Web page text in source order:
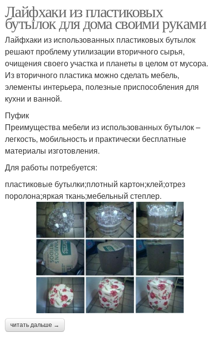
Лайфхаки из пластиковых
бутылок для дома своими руками
Лайфхаки из использованных пластиковых бутылок
решают проблему утилизации вторичного сырья,
очищения своего участка и планеты в целом от мусора.
Из вторичного пластика можно сделать мебель,
элементы интерьера, полезные приспособления для
кухни и ванной.
Пуфик
Преимущества мебели из использованных бутылок –
легкость, мобильность и практически бесплатные
материалы изготовления.
Для работы потребуется:
пластиковые бутылки;плотный картон;клей;отрез
поролона;яркая ткань;мебельный степлер.
читать дальше →